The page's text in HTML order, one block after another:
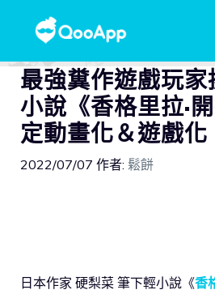
最強糞作遊戲玩家
小說《香格里拉·
定動畫化＆遊戲化
2022/07/07 作者: 鬆餅
日本作家 硬梨菜 筆下輕小說《香